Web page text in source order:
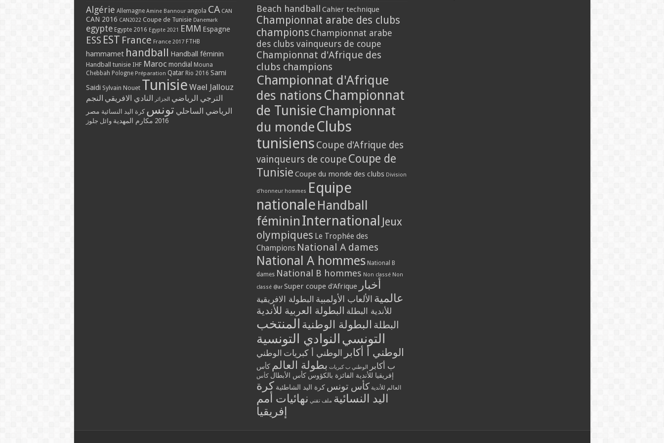
Algérie Allemagne Amine Bannour angola CA CAN
CAN 2016 CAN2022 Coupe de Tunisie Danemark
egypte Egypte 2016 Egypte 2021 EMM Espagne
ESS EST France France 2017 FTHB
hammamet handball Handball féminin
Handball tunisie IHF Maroc mondial Mouna
Chebbah Pologne Préparation Qatar Rio 2016 Sami
Saidi Sylvain Nouet Tunisie Wael Jallouz
الترجي الرياضي الجزائر النادي الافريقي النجم
الرياضي الساحلي تونس كرة اليد النسائية مصر
2016 مكارم المهدية وائل جلوز
Beach handball Cahier technique
Championnat arabe des clubs
champions Championnat arabe
des clubs vainqueurs de coupe
Championnat d'Afrique des
clubs champions
Championnat d'Afrique
des nations Championnat
de Tunisie Championnat
du monde Clubs
tunisiens Coupe d'Afrique des
vainqueurs de coupe Coupe de
Tunisie Coupe du monde des clubs Division
d'honneur hommes Equipe
nationale Handball
féminin International Jeux
olympiques Le Trophée des
Champions National A dames
National A hommes National B
dames National B hommes Non classé Non
classé @ar Super coupe d'Afrique أخبار
عالمية الألعاب الأولمبية البطولة الافريقية
للأندية البطلة البطولة العربية للأندية
البطلة البطولة الوطنية المنتخب
التونسي النوادي التونسية
الوطني أ أكابر الوطني أ كبريات الوطني
ب أكابر
الوطني ب كبريات بطولة العالم كأس
إفريقيا للأندية الفائزة بالكؤوس كأس الأبطال كأس
العالم للأندية كأس تونس كرة اليد الشاطئية كرة
اليد النسائية ملف تقني نهائيات أمم
إفريقيا